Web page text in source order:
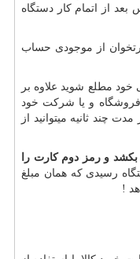
از اتمام کار دستگاه
از موجودی حساب
خود مطلع شوید علاوه بر
فروشگاه و یا شرکت خود
چند ثانیه میتوانید از
بکشد و رمز دوم کارت را
رسیدی که همان مبلغ
!